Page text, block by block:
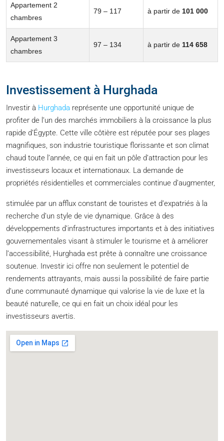
Appartement 2
chambres
79 – 117 à partir de 101 000
Appartement 3
chambres
97 – 134 à partir de 114 658
Investissement à Hurghada
Investir à Hurghada représente une opportunité unique de
profiter de l’un des marchés immobiliers à la croissance la plus
rapide d’Égypte. Cette ville côtière est réputée pour ses plages
magnifiques, son industrie touristique florissante et son climat
chaud toute l’année, ce qui en fait un pôle d’attraction pour les
investisseurs locaux et internationaux. La demande de
propriétés résidentielles et commerciales continue d’augmenter,
stimulée par un afflux constant de touristes et d’expatriés à la
recherche d’un style de vie dynamique. Grâce à des
développements d’infrastructures importants et à des initiatives
gouvernementales visant à stimuler le tourisme et à améliorer
l’accessibilité, Hurghada est prête à connaître une croissance
soutenue. Investir ici offre non seulement le potentiel de
rendements attrayants, mais aussi la possibilité de faire partie
d’une communauté dynamique qui valorise la vie de luxe et la
beauté naturelle, ce qui en fait un choix idéal pour les
investisseurs avertis.